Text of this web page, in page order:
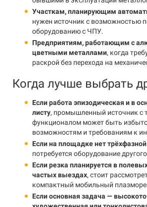
Участкам, планирующим
нужен источник с возможностью
оборудованию с ЧПУ.
Предприятиям, работающим с
цветными металлами, когда
раскрой без перехода на
Когда лучше выбрать
Если работа эпизодическая и в
листу, промышленный источник с
функционалом может быть
возможностям и требованиям к
Если на площадке нет
потребуется оборудование
Если резка планируется в
частых выездах, стоит
компактный мобильный
Если основная задача —